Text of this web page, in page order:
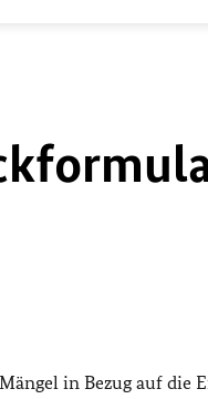
in Bezug auf